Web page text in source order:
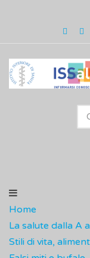
Home
La salute dalla A
Stili di vita,